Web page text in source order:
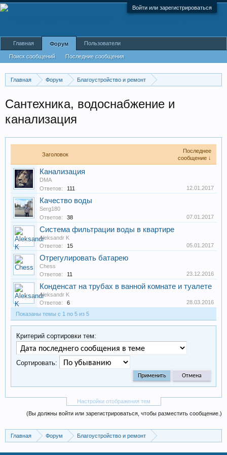
Войти или зарегистрироваться
Главная Форум
Благоустройство и ремонт
Сантехника, водоснабжение и
канализация
Заголовок
Последнее
сообщение ↓
Канализация
DMA
Ответов:
111 12.01.2017
Качество воды
Serg180
Ответов:
38 07.01.2017
Система фильтрации воды в квартире
Aleksandr K
Ответов:
15 05.01.2017
Отрегулировать батарею
Chess
Ответов:
11 23.12.2016
Конденсат на трубах в ванной комнате и туалете
Aleksandr K
Ответов:
6
28.03.2016
Показаны темы с 1 по 5 из 5
Настройки отображения тем
Критерий сортировки тем:
Сортировать:
(Вы должны войти или зарегистрироваться, чтобы разместить сообщение.)
Главная Форум
Благоустройство и ремонт
Главная Форум
Поиск сообщений Последние сообщения
Пользователи